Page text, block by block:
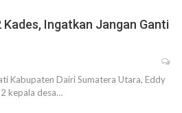
Ingatkan Jangan Ganti
Kabupaten Dairi Sumatera Utara, Eddy
kepala desa…